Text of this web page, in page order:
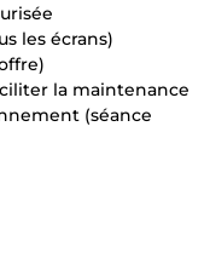
les écrans)
la maintenance
(séance